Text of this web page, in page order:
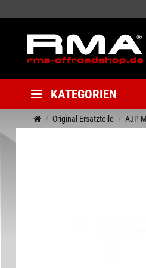
KATEGORIEN
Original Ersatzteile AJP-